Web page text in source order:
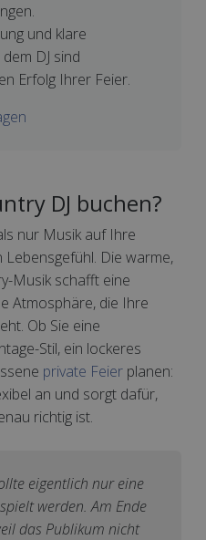
und klare
DJ sind
Erfolg Ihrer Feier.
DJ buchen?
nur Musik auf Ihre
Die warme,
Musik schafft eine
Atmosphäre, die Ihre
Ob Sie eine
Stil, ein lockeres
private Feier planen:
an und sorgt dafür,
richtig ist.
eigentlich nur eine
werden. Am Ende
das Publikum nicht